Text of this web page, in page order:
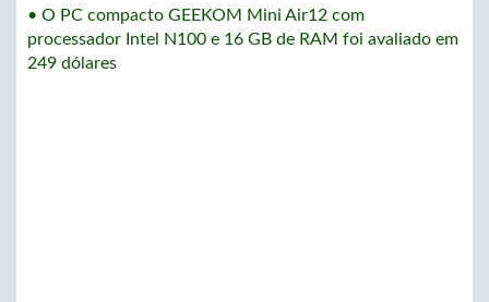
• O PC compacto GEEKOM Mini Air12 com
processador Intel N100 e 16 GB de RAM foi avaliado em
249 dólares